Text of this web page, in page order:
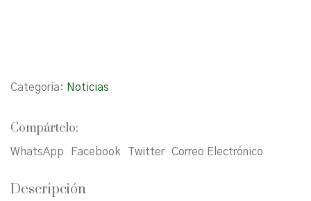
Categoría: Noticias
Compártelo:
WhatsApp Facebook Twitter Correo Electrónico
Descripción